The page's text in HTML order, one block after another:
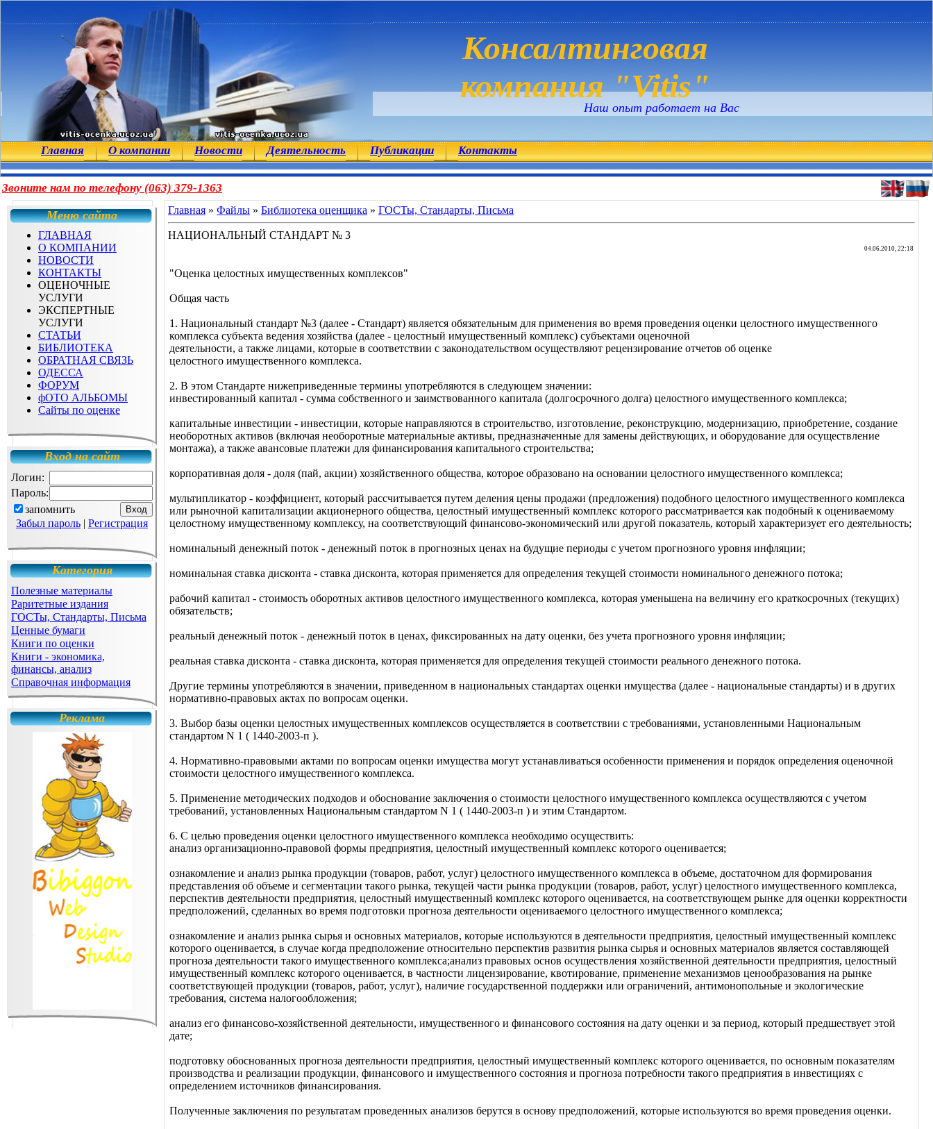
Консалтинговая
компания "Vitis"
Наш опыт работает на Вас
Главная О компании Новости Деятельность Публикации Контакты
Звоните нам по телефону (063) 379-1363
Меню сайта
ГЛАВНАЯ
О КОМПАНИИ
НОВОСТИ
КОНТАКТЫ
ОЦЕНОЧНЫЕ
УСЛУГИ
ЭКСПЕРТНЫЕ
УСЛУГИ
СТАТЬИ
БИБЛИОТЕКА
ОБРАТНАЯ СВЯЗЬ
ОДЕССА
ФОРУМ
фОТО АЛЬБОМЫ
Сайты по оценке
Вход на сайт
Логин:
Пароль:
запомнить
Забыл пароль | Регистрация
Категория
Полезные материалы
Раритетные издания
ГОСТы, Стандарты, Письма
Ценные бумаги
Книги по оценки
Книги - экономика,
финансы, анализ
Справочная информация
Реклама
Главная » Файлы » Библиотека оценщика » ГОСТы, Стандарты, Письма
НАЦИОНАЛЬНЫЙ СТАНДАРТ № 3
04.06.2010, 22:18
"Оценка целостных имущественных комплексов"
Общая часть
1. Национальный стандарт №3 (далее - Стандарт) является обязательным для применения во время проведения оценки целостного имущественного
комплекса субъекта ведения хозяйства (далее - целостный имущественный комплекс) субъектами оценочной
деятельности, а также лицами, которые в соответствии с законодательством осуществляют рецензирование отчетов об оценке
целостного имущественного комплекса.
2. В этом Стандарте нижеприведенные термины употребляются в следующем значении:
инвестированный капитал - сумма собственного и заимствованного капитала (долгосрочного долга) целостного имущественного комплекса;
капитальные инвестиции - инвестиции, которые направляются в строительство, изготовление, реконструкцию, модернизацию, приобретение, создание
необоротных активов (включая необоротные материальные активы, предназначенные для замены действующих, и оборудование для осуществление
монтажа), а также авансовые платежи для финансирования капитального строительства;
корпоративная доля - доля (пай, акции) хозяйственного общества, которое образовано на основании целостного имущественного комплекса;
мультипликатор - коэффициент, который рассчитывается путем деления цены продажи (предложения) подобного целостного имущественного комплекса
или рыночной капитализации акционерного общества, целостный имущественный комплекс которого рассматривается как подобный к оцениваемому
целостному имущественному комплексу, на соответствующий финансово-экономический или другой показатель, который характеризует его деятельность;
номинальный денежный поток - денежный поток в прогнозных ценах на будущие периоды с учетом прогнозного уровня инфляции;
номинальная ставка дисконта - ставка дисконта, которая применяется для определения текущей стоимости номинального денежного потока;
рабочий капитал - стоимость оборотных активов целостного имущественного комплекса, которая уменьшена на величину его краткосрочных (текущих)
обязательств;
реальный денежный поток - денежный поток в ценах, фиксированных на дату оценки, без учета прогнозного уровня инфляции;
реальная ставка дисконта - ставка дисконта, которая применяется для определения текущей стоимости реального денежного потока.
Другие термины употребляются в значении, приведенном в национальных стандартах оценки имущества (далее - национальные стандарты) и в других
нормативно-правовых актах по вопросам оценки.
3. Выбор базы оценки целостных имущественных комплексов осуществляется в соответствии с требованиями, установленными Национальным
стандартом N 1 ( 1440-2003-п ).
4. Нормативно-правовыми актами по вопросам оценки имущества могут устанавливаться особенности применения и порядок определения оценочной
стоимости целостного имущественного комплекса.
5. Применение методических подходов и обоснование заключения о стоимости целостного имущественного комплекса осуществляются с учетом
требований, установленных Национальным стандартом N 1 ( 1440-2003-п ) и этим Стандартом.
6. С целью проведения оценки целостного имущественного комплекса необходимо осуществить:
анализ организационно-правовой формы предприятия, целостный имущественный комплекс которого оценивается;
ознакомление и анализ рынка продукции (товаров, работ, услуг) целостного имущественного комплекса в объеме, достаточном для формирования
представления об объеме и сегментации такого рынка, текущей части рынка продукции (товаров, работ, услуг) целостного имущественного комплекса,
перспектив деятельности предприятия, целостный имущественный комплекс которого оценивается, на соответствующем рынке для оценки корректности
предположений, сделанных во время подготовки прогноза деятельности оцениваемого целостного имущественного комплекса;
ознакомление и анализ рынка сырья и основных материалов, которые используются в деятельности предприятия, целостный имущественный комплекс
которого оценивается, в случае когда предположение относительно перспектив развития рынка сырья и основных материалов является составляющей
прогноза деятельности такого имущественного комплекса;анализ правовых основ осуществления хозяйственной деятельности предприятия, целостный
имущественный комплекс которого оценивается, в частности лицензирование, квотирование, применение механизмов ценообразования на рынке
соответствующей продукции (товаров, работ, услуг), наличие государственной поддержки или ограничений, антимонопольные и экологические
требования, система налогообложения;
анализ его финансово-хозяйственной деятельности, имущественного и финансового состояния на дату оценки и за период, который предшествует этой
дате;
подготовку обоснованных прогноза деятельности предприятия, целостный имущественный комплекс которого оценивается, по основным показателям
производства и реализации продукции, финансового и имущественного состояния и прогноза потребности такого предприятия в инвестициях с
определением источников финансирования.
Полученные заключения по результатам проведенных анализов берутся в основу предположений, которые используются во время проведения оценки.